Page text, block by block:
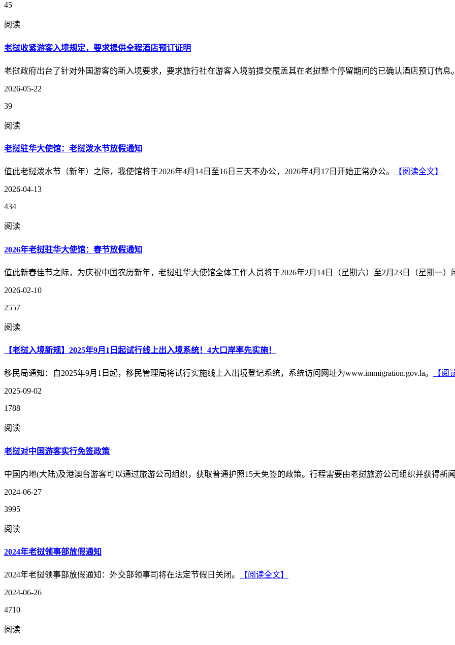
45
阅读
老挝收紧游客入境规定，要求提供全程酒店预订证明
老挝政府出台了针对外国游客的新入境要求，要求旅行社在游客入境前提交覆盖其在老挝整个停留期间的已确认酒店预订信息。
2026-05-22
39
阅读
老挝驻华大使馆：老挝泼水节放假通知
值此老挝泼水节（新年）之际，我使馆将于2026年4月14日至16日三天不办公，2026年4月17日开始正常办公。 【阅读全文】
2026-04-13
434
阅读
2026年老挝驻华大使馆：春节放假通知
值此新春佳节之际，为庆祝中国农历新年，老挝驻华大使馆全体工作人员将于2026年2月14日（星期六）至2月23日（星期一）
2026-02-10
2557
阅读
【老挝入境新规】2025年9月1日起试行线上出入境系统！4大口岸率先实施！
移民局通知：自2025年9月1日起，移民管理局将试行实施线上入出境登记系统，系统访问网址为www.immigration.gov.la。 【阅
2025-09-02
1788
阅读
老挝对中国游客实行免签政策
中国内地(大陆)及港澳台游客可以通过旅游公司组织，获取普通护照15天免签的政策。行程需要由老挝旅游公司组织并获得新
2024-06-27
3995
阅读
2024年老挝领事部放假通知
2024年老挝领事部放假通知：外交部领事司将在法定节假日关闭。 【阅读全文】
2024-06-26
4710
阅读